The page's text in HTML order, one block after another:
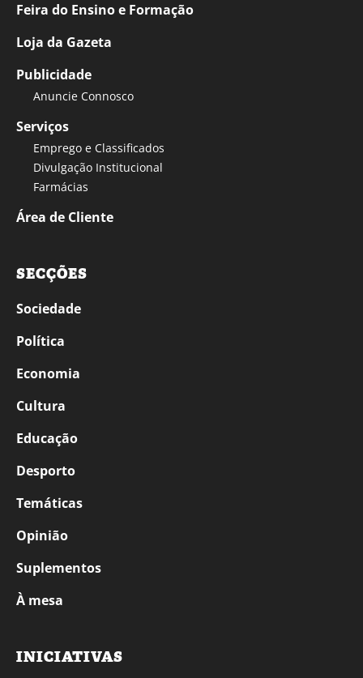
Feira do Ensino e Formação
Loja da Gazeta
Publicidade
Anuncie Connosco
Serviços
Emprego e Classificados
Divulgação Institucional
Farmácias
Área de Cliente
SECÇÕES
Sociedade
Política
Economia
Cultura
Educação
Desporto
Temáticas
Opinião
Suplementos
À mesa
INICIATIVAS